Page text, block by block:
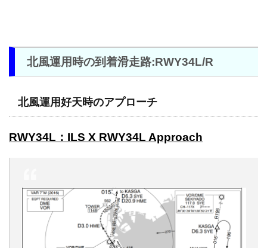
北風運用時の到着滑走路:RWY34L/R
北風運用好天時のアプローチ
RWY34L：ILS X RWY34L Approach